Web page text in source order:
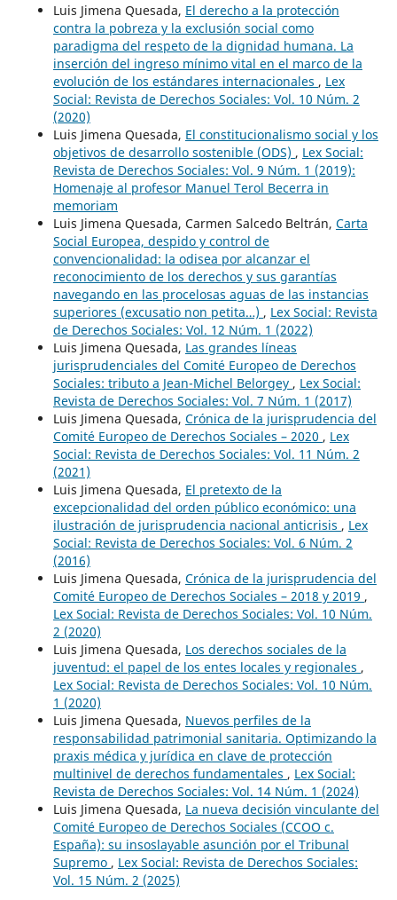
Luis Jimena Quesada, El derecho a la protección
contra la pobreza y la exclusión social como
paradigma del respeto de la dignidad humana. La
inserción del ingreso mínimo vital en el marco de la
evolución de los estándares internacionales , Lex
Social: Revista de Derechos Sociales: Vol. 10 Núm. 2
(2020)
Luis Jimena Quesada, El constitucionalismo social y los
objetivos de desarrollo sostenible (ODS) , Lex Social:
Revista de Derechos Sociales: Vol. 9 Núm. 1 (2019):
Homenaje al profesor Manuel Terol Becerra in
memoriam
Luis Jimena Quesada, Carmen Salcedo Beltrán, Carta
Social Europea, despido y control de
convencionalidad: la odisea por alcanzar el
reconocimiento de los derechos y sus garantías
navegando en las procelosas aguas de las instancias
superiores (excusatio non petita…) , Lex Social: Revista
de Derechos Sociales: Vol. 12 Núm. 1 (2022)
Luis Jimena Quesada, Las grandes líneas
jurisprudenciales del Comité Europeo de Derechos
Sociales: tributo a Jean-Michel Belorgey , Lex Social:
Revista de Derechos Sociales: Vol. 7 Núm. 1 (2017)
Luis Jimena Quesada, Crónica de la jurisprudencia del
Comité Europeo de Derechos Sociales – 2020 , Lex
Social: Revista de Derechos Sociales: Vol. 11 Núm. 2
(2021)
Luis Jimena Quesada, El pretexto de la
excepcionalidad del orden público económico: una
ilustración de jurisprudencia nacional anticrisis , Lex
Social: Revista de Derechos Sociales: Vol. 6 Núm. 2
(2016)
Luis Jimena Quesada, Crónica de la jurisprudencia del
Comité Europeo de Derechos Sociales – 2018 y 2019 ,
Lex Social: Revista de Derechos Sociales: Vol. 10 Núm.
2 (2020)
Luis Jimena Quesada, Los derechos sociales de la
juventud: el papel de los entes locales y regionales ,
Lex Social: Revista de Derechos Sociales: Vol. 10 Núm.
1 (2020)
Luis Jimena Quesada, Nuevos perfiles de la
responsabilidad patrimonial sanitaria. Optimizando la
praxis médica y jurídica en clave de protección
multinivel de derechos fundamentales , Lex Social:
Revista de Derechos Sociales: Vol. 14 Núm. 1 (2024)
Luis Jimena Quesada, La nueva decisión vinculante del
Comité Europeo de Derechos Sociales (CCOO c.
España): su insoslayable asunción por el Tribunal
Supremo , Lex Social: Revista de Derechos Sociales:
Vol. 15 Núm. 2 (2025)